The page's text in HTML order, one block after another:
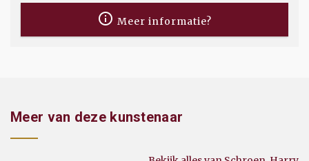
Meer informatie?
Meer van deze kunstenaar